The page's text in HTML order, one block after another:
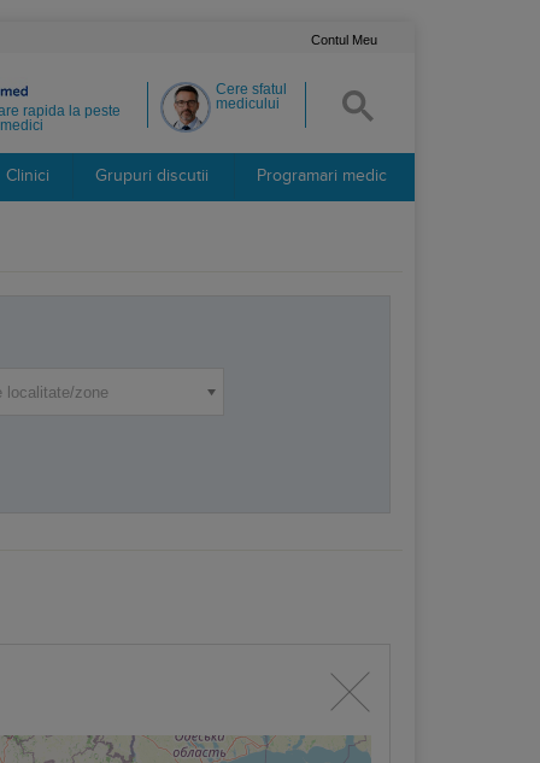
Contul Meu
Cere sfatul
medicului
rapida la peste
Clinici Grupuri discutii Programari medic
localitate/zone